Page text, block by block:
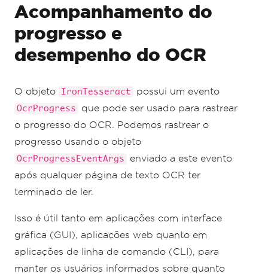
Acompanhamento do
progresso e
desempenho do OCR
O objeto IronTesseract possui um evento
OcrProgress
que pode ser usado para rastrear
o progresso do OCR. Podemos rastrear o
progresso usando o objeto
OcrProgressEventArgs
enviado a este evento
após qualquer página de texto OCR ter
terminado de ler.
Isso é útil tanto em aplicações com interface
gráfica (GUI), aplicações web quanto em
aplicações de linha de comando (CLI), para
manter os usuários informados sobre quanto